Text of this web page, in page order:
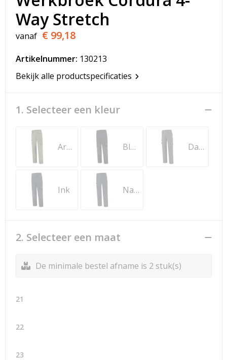
T-Shirts
Veiligheidsvesten en Veiligheidshesjes
Vesten
Werkkleding sets
Gehoorbescherming
Way Stretch
vanaf € 99,18
Artikelnummer: 130213
Bekijk alle productspecificaties
1. Selecteer een kleur
Army Black Dark Grey
Ink Navy
2. Selecteer een maat
De minimale bestel afname is 2 stuk(s)
21
22
23